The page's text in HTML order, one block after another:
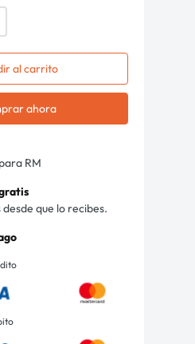
al carrito
ahora
RM
desde que lo recibes.